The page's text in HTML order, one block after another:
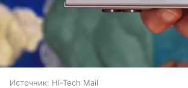
Источник: Hi-Tech Mail